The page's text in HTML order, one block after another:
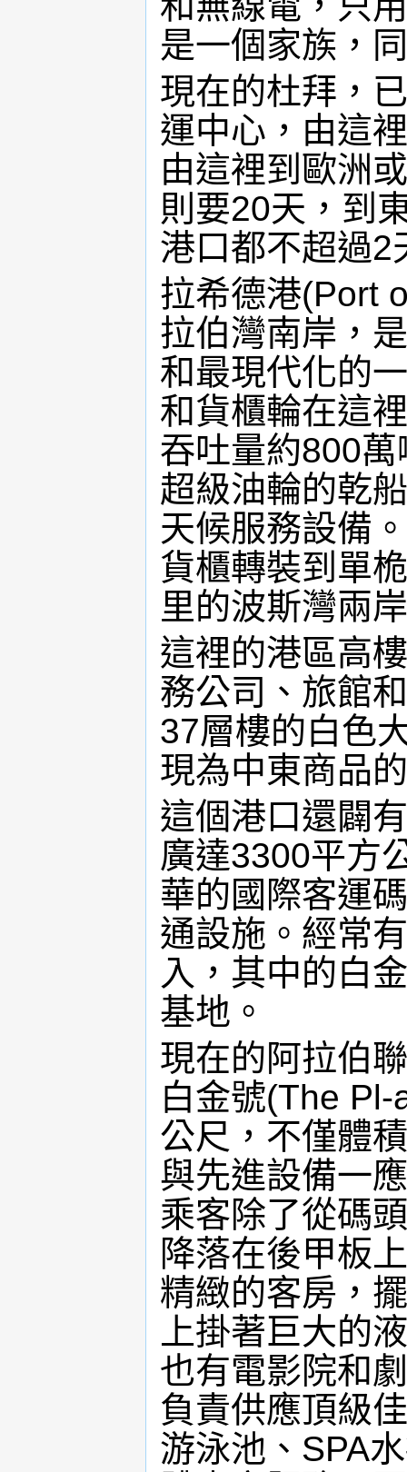
是一個家族，
現在的杜拜，
運中心，由這
由這裡到歐洲
則要20天，到
港口都不超過2
拉希德港(Port
拉伯灣南岸，
和最現代化的
和貨櫃輪在這
吞吐量約800
超級油輪的乾
天候服務設備
貨櫃轉裝到單
里的波斯灣兩
這裡的港區高
務公司、旅館
37層樓的白色
現為中東商品
這個港口還闢
廣達3300平方
華的國際客運
通設施。經常
入，其中的白
基地。
現在的阿拉伯
白金號(The
公尺，不僅體
與先進設備一
乘客除了從碼
降落在後甲板
精緻的客房，
上掛著巨大的
也有電影院和
負責供應頂級
游泳池、SPA